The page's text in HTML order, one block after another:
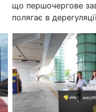
що першочергове
полягає в